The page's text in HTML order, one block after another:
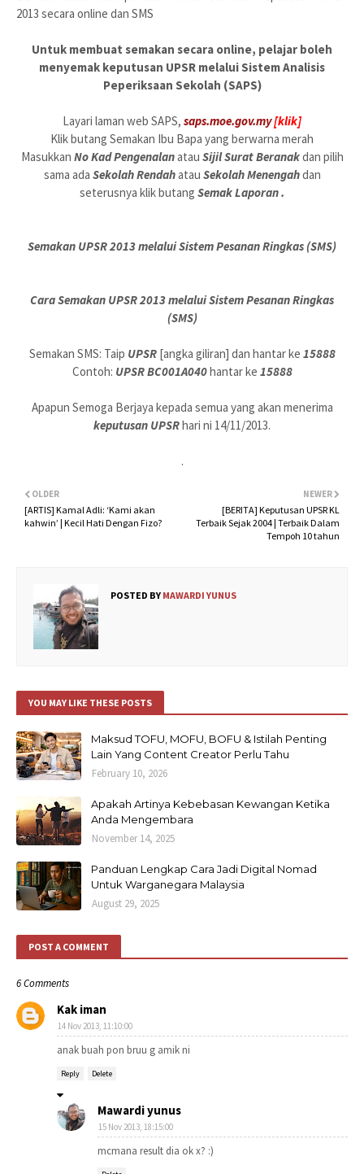
2013 secara online dan SMS
Untuk membuat semakan secara online, pelajar boleh
menyemak keputusan UPSR melalui Sistem Analisis
Peperiksaan Sekolah (SAPS)
Layari laman web SAPS, saps.moe.gov.my[klik]
Klik butang Semakan Ibu Bapa yang berwarna merah
Masukkan No Kad Pengenalanatau Sijil Surat Beranakdan pilih
sama ada Sekolah Rendahatau Sekolah Menengahdan
seterusnya klik butang Semak Laporan .
Semakan UPSR 2013 melalui Sistem Pesanan Ringkas (SMS)
Cara Semakan UPSR 2013 melalui Sistem Pesanan Ringkas
(SMS)
Semakan SMS: Taip UPSR [angka giliran] dan hantar ke 15888
Contoh: UPSR BC001A040hantar ke 15888
Apapun Semoga Berjaya kepada semua yang akan menerima
keputusan UPSRhari ni 14/11/2013.
.
NEWER
[BERITA] Keputusan UPSR KL
Terbaik Sejak 2004 | Terbaik Dalam
Tempoh 10 tahun
OLDER
[ARTIS] Kamal Adli: ‘Kami akan
kahwin’ | Kecil Hati Dengan Fizo?
POSTED BY MAWARDI YUNUS
YOU MAY LIKE THESE POSTS
Maksud TOFU, MOFU, BOFU & Istilah Penting
Lain Yang Content Creator Perlu Tahu
February 10, 2026
Apakah Artinya Kebebasan Kewangan Ketika
Anda Mengembara
November 14, 2025
Panduan Lengkap Cara Jadi Digital Nomad
Untuk Warganegara Malaysia
August 29, 2025
POST A COMMENT
6 Comments
Kak iman
14 Nov 2013, 11:10:00
anak buah pon bruu g amik ni
Reply Delete
Mawardi yunus
15 Nov 2013, 18:15:00
mcmana result dia ok x? :)